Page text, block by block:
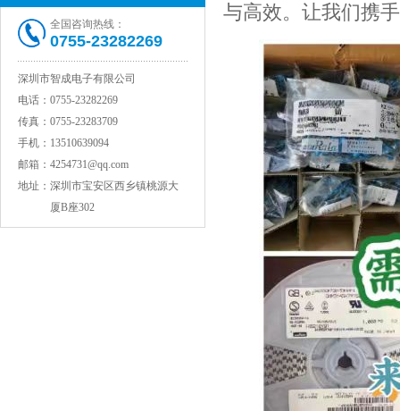
村田电容GRM31CR71C106KAC7L
全国咨询热线：
0755-23282269
深圳市智成电子有限公司
电话： 0755-23282269
传真： 0755-23283709
手机： 13510639094
邮箱： 4254731@qq.com
地址： 深圳市宝安区西乡镇桃源大
厦B座302
与高效。让我们携